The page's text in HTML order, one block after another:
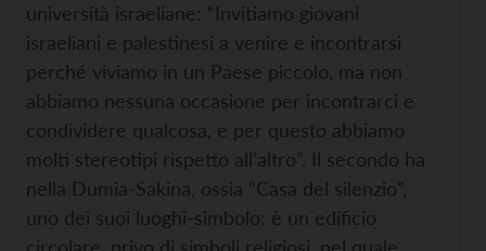
università israeliane: “Invitiamo giovani
israeliani e palestinesi a venire e incontrarsi
perché viviamo in un Paese piccolo, ma non
abbiamo nessuna occasione per incontrarci e
condividere qualcosa, e per questo abbiamo
molti stereotipi rispetto all’altro”. Il secondo ha
nella Dumia-Sakina, ossia “Casa del silenzio”,
uno dei suoi luoghi-simbolo: è un edificio